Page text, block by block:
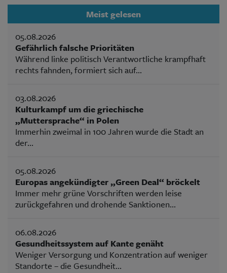
Meist gelesen
05.08.2026
Gefährlich falsche Prioritäten
Während linke politisch Verantwortliche krampfhaft
rechts fahnden, formiert sich auf...
03.08.2026
Kulturkampf um die griechische
„Muttersprache“ in Polen
Immerhin zweimal in 100 Jahren wurde die Stadt an
der...
05.08.2026
Europas angekündigter „Green Deal“ bröckelt
Immer mehr grüne Vorschriften werden leise
zurückgefahren und drohende Sanktionen...
06.08.2026
Gesundheitssystem auf Kante genäht
Weniger Versorgung und Konzentration auf weniger
Standorte – die Gesundheit...